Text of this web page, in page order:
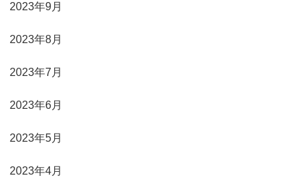
2023年9月
2023年8月
2023年7月
2023年6月
2023年5月
2023年4月